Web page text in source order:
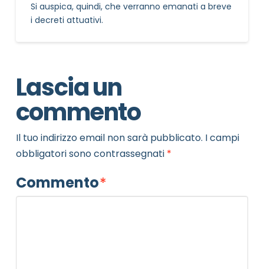
Si auspica, quindi, che verranno emanati a breve
i decreti attuativi.
Lascia un
commento
Il tuo indirizzo email non sarà pubblicato. I campi
obbligatori sono contrassegnati *
Commento*